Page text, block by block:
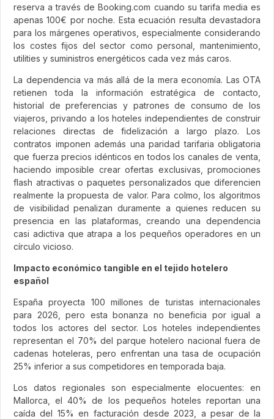
reserva a través de Booking.com cuando su tarifa media es
apenas 100€ por noche. Esta ecuación resulta devastadora
para los márgenes operativos, especialmente considerando
los costes fijos del sector como personal, mantenimiento,
utilities y suministros energéticos cada vez más caros.
La dependencia va más allá de la mera economía. Las OTA
retienen toda la información estratégica de contacto,
historial de preferencias y patrones de consumo de los
viajeros, privando a los hoteles independientes de construir
relaciones directas de fidelización a largo plazo. Los
contratos imponen además una paridad tarifaria obligatoria
que fuerza precios idénticos en todos los canales de venta,
haciendo imposible crear ofertas exclusivas, promociones
flash atractivas o paquetes personalizados que diferencien
realmente la propuesta de valor. Para colmo, los algoritmos
de visibilidad penalizan duramente a quienes reducen su
presencia en las plataformas, creando una dependencia
casi adictiva que atrapa a los pequeños operadores en un
círculo vicioso.
Impacto económico tangible en el tejido hotelero
español
España proyecta 100 millones de turistas internacionales
para 2026, pero esta bonanza no beneficia por igual a
todos los actores del sector. Los hoteles independientes
representan el 70% del parque hotelero nacional fuera de
cadenas hoteleras, pero enfrentan una tasa de ocupación
25% inferior a sus competidores en temporada baja.
Los datos regionales son especialmente elocuentes: en
Mallorca, el 40% de los pequeños hoteles reportan una
caída del 15% en facturación desde 2023, a pesar de la